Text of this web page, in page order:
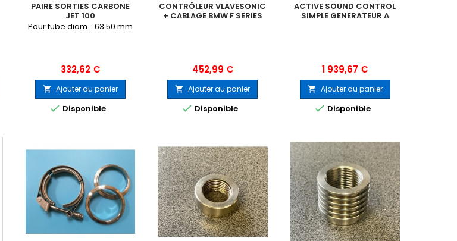
PAIRE SORTIES CARBONE
JET 100
Pour tube diam. : 63.50 mm
Prix
332,62 €
 Ajouter au panier
 Disponible
CONTRÔLEUR VLAVESONIC
+ CABLAGE BMW F SERIES
Prix
452,99 €
 Ajouter au panier
 Disponible
ACTIVE SOUND CONTROL
SIMPLE GENERATEUR A
Prix
1 939,67 €
 Ajouter au panier
 Disponible